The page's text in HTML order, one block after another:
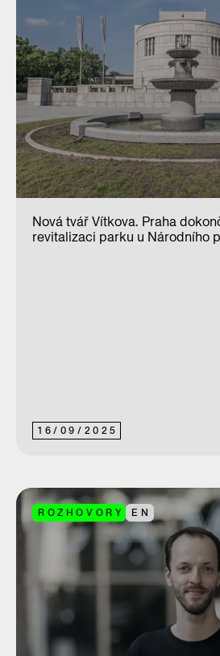
16/ 09/ 2025
Nová tvář Vítkova. Praha
revitalizaci parku u Národního
ROZHOVORY EN